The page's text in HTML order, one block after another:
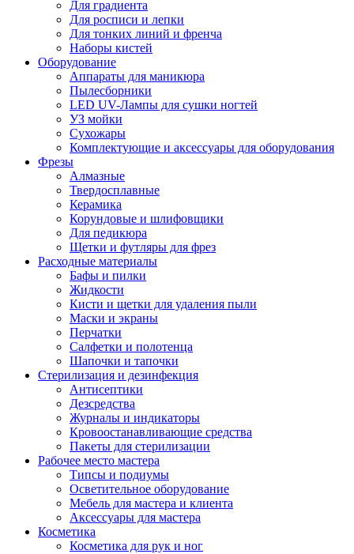
Для градиента
Для росписи и лепки
Для тонких линий и френча
Наборы кистей
Оборудование
Аппараты для маникюра
Пылесборники
LED UV-Лампы для сушки ногтей
УЗ мойки
Сухожары
Комплектующие и аксессуары для оборудования
Фрезы
Алмазные
Твердосплавные
Керамика
Корундовые и шлифовщики
Для педикюра
Щетки и футляры для фрез
Расходные материалы
Бафы и пилки
Жидкости
Кисти и щетки для удаления пыли
Маски и экраны
Перчатки
Салфетки и полотенца
Шапочки и тапочки
Стерилизация и дезинфекция
Антисептики
Дезсредства
Журналы и индикаторы
Кровоостанавливающие средства
Пакеты для стерилизации
Рабочее место мастера
Типсы и подиумы
Осветительное оборудование
Мебель для мастера и клиента
Аксессуары для мастера
Косметика
Косметика для рук и ног